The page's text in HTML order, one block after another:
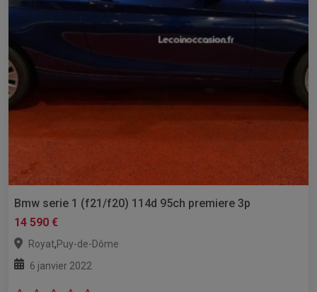
Bmw serie 1 (f21/f20) 114d 95ch premiere 3p
14 590 €
Royat,Puy-de-Dôme
6 janvier 2022